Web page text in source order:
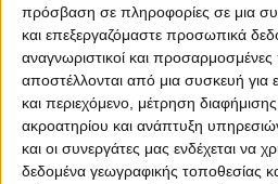
πρόσβαση σε πληροφορίες σε μια
και επεξεργαζόμαστε προσωπικά
αναγνωριστικοί και
αποστέλλονται από μια συσκευή για
και περιεχόμενο, μέτρηση
ακροατηρίου και ανάπτυξη
και οι συνεργάτες μας ενδέχεται να
δεδομένα γεωγραφικής τοποθεσίας
About Offradio Business Class Terms
Designed & developed byporcupine